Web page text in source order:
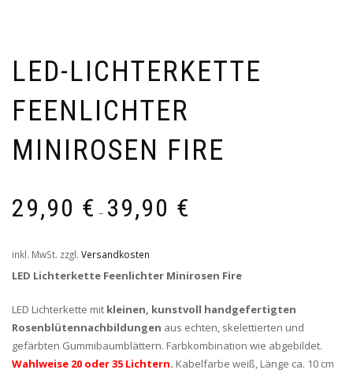
LED-LICHTERKETTE
FEENLICHTER
MINIROSEN FIRE
29,90 € – 39,90 €
inkl. MwSt. zzgl. Versandkosten
LED Lichterkette Feenlichter Minirosen Fire
LED Lichterkette mit kleinen, kunstvoll handgefertigten
Rosenblütennachbildungen aus echten, skelettierten und
gefärbten Gummibaumblättern. Farbkombination wie abgebildet.
Wahlweise 20 oder 35 Lichtern. Kabelfarbe weiß, Länge ca. 10 cm